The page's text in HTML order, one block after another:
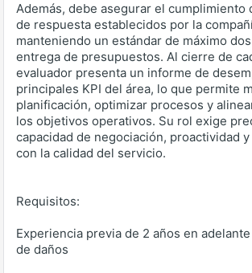
Además, debe asegurar el cumplimiento
de respuesta establecidos por la
manteniendo un estándar de máximo
entrega de presupuestos. Al cierre de
evaluador presenta un informe de
principales KPI del área, lo que permite
planificación, optimizar procesos y
los objetivos operativos. Su rol exige
capacidad de negociación, proactividad
con la calidad del servicio.
Requisitos:
Experiencia previa de 2 años en
de daños